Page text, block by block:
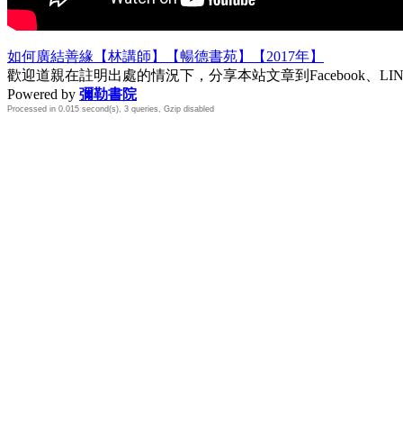
如何廣結善緣【林講師】【暢德書苑】【2017年】
歡迎道親在註明出處的情況下，分享本站文章到Facebook、
Powered by 彌勒書院
Processed in 0.015 second(s), 3 queries, Gzip disabled